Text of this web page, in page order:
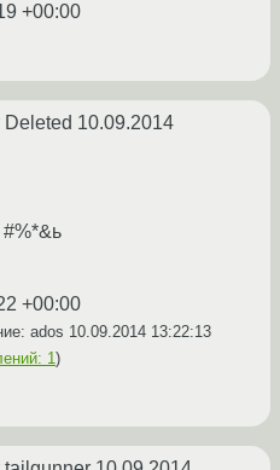
+00:00
Deleted 10.09.2014
+00:00
ados 10.09.2014 13:22:13
1)